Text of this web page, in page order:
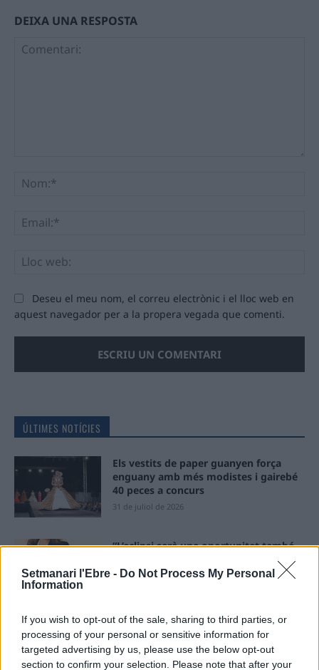
Setmanari l'Ebre - Do Not Process My Personal
Information
If you wish to opt-out of the sale, sharing to third parties, or
processing of your personal or sensitive information for
targeted advertising by us, please use the below opt-out
section to confirm your selection. Please note that after your
DEIXA UNA RESPOSTA
Deseu el meu nom, el correu electrònic i el lloc web en
aquest navegador per a la propera vegada que comenti.
ÚLTIMES NOTÍCIES
Els vestits de paper guanyen força
enguany amb més modistes i gairebé
40 peces a concurs
31 de juliol de 2026
“L’eclipsi serà una oportunitat també
d’Amposta”
Blaumut lidera el cartell musical de les
Festes
31 de juliol de 2026